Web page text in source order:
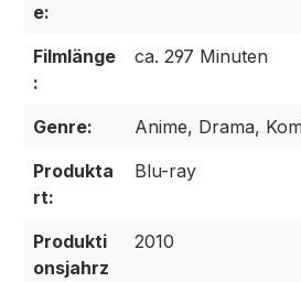
e:
Filmlänge
:
ca. 297 Minuten
Genre:
Anime, Drama,
Produkta
rt:
Blu-ray
Produkti
onsjahrz
2010